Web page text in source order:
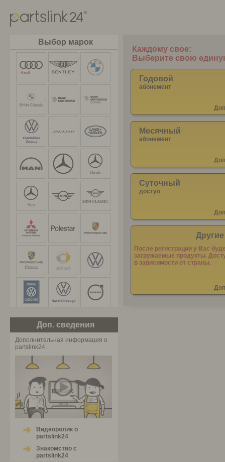
Выбор марок
Доп. cведения
Дополнительная информация о
partslink24.
Видеоролик о
partslink24
Знакомство с
partslink24
Годовой
абонемент
Месячный
абонемент
Суточный
доступ
После регистрации у Вас
загружаемые продукты.
в зависимости от страны.